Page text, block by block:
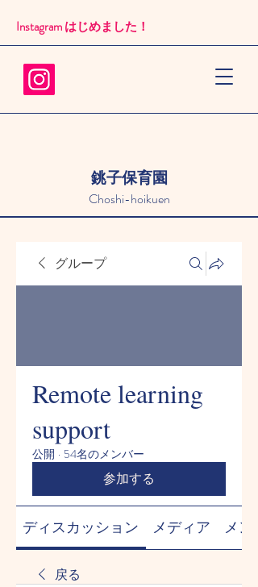
銚子保育園
Choshi-hoikuen
Instagram はじめました！​
グループ
Remote learning
support
公開 · 54名のメンバー
参加する
ディスカッション メディア メン
戻る